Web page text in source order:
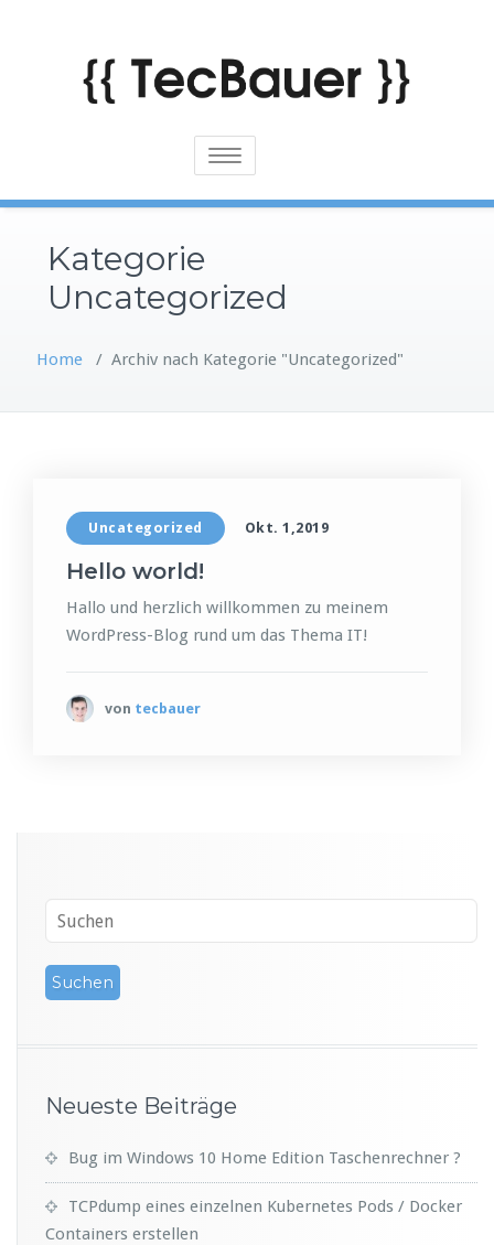
Toggle
Kategorie
Uncategorized
Home / Archiv nach Kategorie "Uncategorized"
Uncategorized Okt. 1,2019
Hello world!
Hallo und herzlich willkommen zu meinem
WordPress-Blog rund um das Thema IT!
von tecbauer
Neueste Beiträge
Bug im Windows 10 Home Edition Taschenrechner ?
TCPdump eines einzelnen Kubernetes Pods / Docker
Containers erstellen